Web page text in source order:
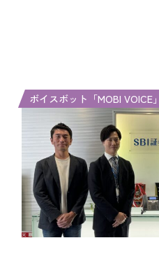
ボイスボット「MOBI VOICE」